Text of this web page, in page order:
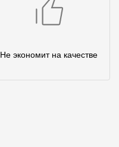
Не экономит на качестве